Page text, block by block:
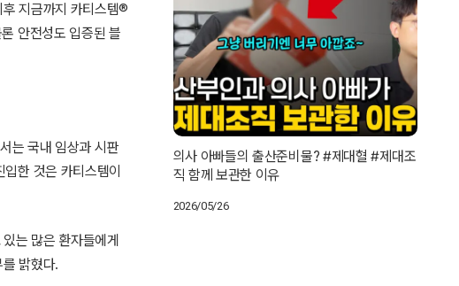
지금까지 카티스템®
안전성도 입증된 블
는 국내 임상과 시판
한 것은 카티스템이
는 많은 환자들에게
밝혔다.
의사 아빠들의 출산준비물? #제대혈 #제대조
직 함께 보관한 이유
2026/05/26